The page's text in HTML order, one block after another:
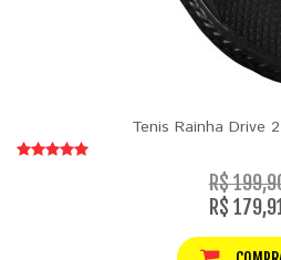
Tenis Rainha Drive
R$
R$